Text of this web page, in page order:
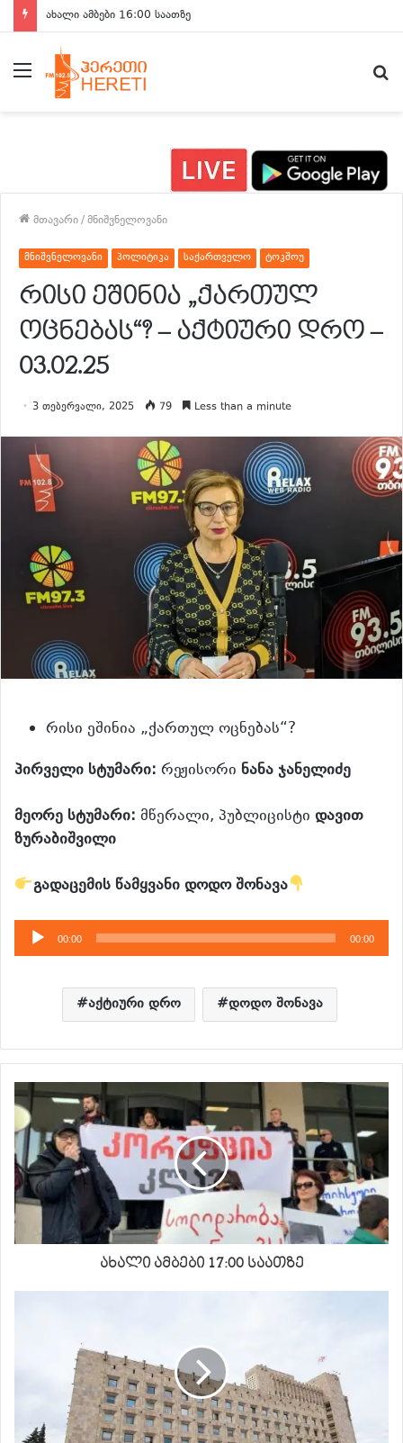
ახალი ამბები 16:00 საათზე
მენიუ
მთავარი/მნიშვნელოვანი
მნიშვნელოვანი პოლიტიკა საქართველო ტოკშოუ
რისი ეშინია „ქართულ
ოცნებას“? – აქტიური დრო –
03.02.25
3 თებერვალი, 2025 79 Less than a minute
რისი ეშინია „ქართულ ოცნებას“?
პირველი სტუმარი: რეჟისორი ნანა ჯანელიძე
მეორე სტუმარი: მწერალი, პუბლიცისტი დავით
ზურაბიშვილი
გადაცემის წამყვანი დოდო შონავა
აუდიო
დამკვრელი
00:00 00:00
აქტიური დრო დოდო შონავა
ახალი ამბები 17:00 საათზე